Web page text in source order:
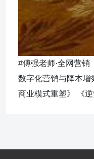
#傅强老师·全网营销
数字化营销与降本增
商业模式重塑》 《